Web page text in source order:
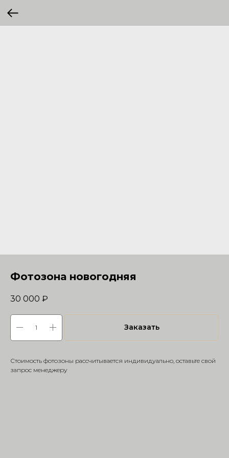
Фотозона новогодняя
30 000 ₽
Заказать
Стоимость фотозоны рассчитывается индивидуально, оставьте свой
запрос менеджеру